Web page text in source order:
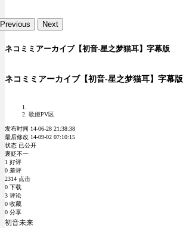
Previous Next
ネコミミアーカイブ【初音-星之梦猫耳】字幕版
ネコミミアーカイブ【初音-星之梦猫耳】字幕版
歌姬PV区
发布时间 14-06-28 21:38:38
最后修改 14-09-02 07:10:15
状态 已公开
褒贬不一
1 好评
0 差评
2314 点击
0 下载
3 评论
0 收藏
0 分享
初音未来